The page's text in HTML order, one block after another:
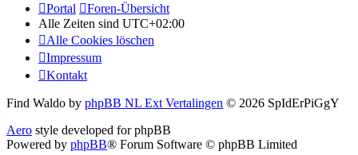
Portal
Foren-Übersicht
Alle Zeiten sind UTC+02:00
Alle Cookies löschen
Impressum
Kontakt
Find Waldo by phpBB NL Ext Vertalingen © 2026 SpIdErPiGgY
Aero style developed for phpBB
Powered by phpBB® Forum Software © phpBB Limited